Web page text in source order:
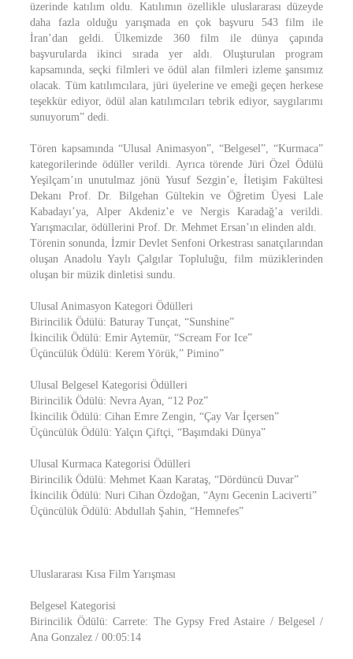
üzerinde katılım oldu. Katılımın özellikle uluslararası düzeyde
daha fazla olduğu yarışmada en çok başvuru 543 film ile
İran’dan geldi. Ülkemizde 360 film ile dünya çapında
başvurularda ikinci sırada yer aldı. Oluşturulan program
kapsamında, seçki filmleri ve ödül alan filmleri izleme şansımız
olacak. Tüm katılımcılara, jüri üyelerine ve emeği geçen herkese
teşekkür ediyor, ödül alan katılımcıları tebrik ediyor, saygılarımı
sunuyorum” dedi.
Tören kapsamında “Ulusal Animasyon”, “Belgesel”, “Kurmaca”
kategorilerinde ödüller verildi. Ayrıca törende Jüri Özel Ödülü
Yeşilçam’ın unutulmaz jönü Yusuf Sezgin’e, İletişim Fakültesi
Dekanı Prof. Dr. Bilgehan Gültekin ve Öğretim Üyesi Lale
Kabadayı’ya, Alper Akdeniz’e ve Nergis Karadağ’a verildi.
Yarışmacılar, ödüllerini Prof. Dr. Mehmet Ersan’ın elinden aldı.
Törenin sonunda, İzmir Devlet Senfoni Orkestrası sanatçılarından
oluşan Anadolu Yaylı Çalgılar Topluluğu, film müziklerinden
oluşan bir müzik dinletisi sundu.
Ulusal Animasyon Kategori Ödülleri
Birincilik Ödülü: Baturay Tunçat, “Sunshine”
İkincilik Ödülü: Emir Aytemür, “Scream For Ice”
Üçüncülük Ödülü: Kerem Yörük,” Pimino”
Ulusal Belgesel Kategorisi Ödülleri
Birincilik Ödülü: Nevra Ayan, “12 Poz”
İkincilik Ödülü: Cihan Emre Zengin, “Çay Var İçersen”
Üçüncülük Ödülü: Yalçın Çiftçi, “Başımdaki Dünya”
Ulusal Kurmaca Kategorisi Ödülleri
Birincilik Ödülü: Mehmet Kaan Karataş, “Dördüncü Duvar”
İkincilik Ödülü: Nuri Cihan Özdoğan, “Aynı Gecenin Laciverti”
Üçüncülük Ödülü: Abdullah Şahin, “Hemnefes”
Uluslararası Kısa Film Yarışması
Belgesel Kategorisi
Birincilik Ödülü: Carrete: The Gypsy Fred Astaire / Belgesel /
Ana Gonzalez / 00:05:14